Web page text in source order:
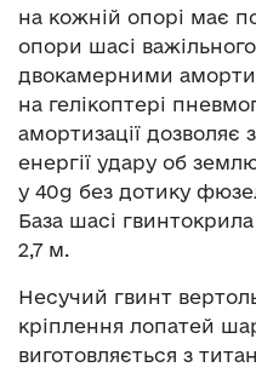
на кожній опорі має
опори шасі
двокамерними
на гелікоптері
амортизації дозволяє
енергії удару об
у 40g без дотику
База шасі
2,7 м.
Несучий гвинт
кріплення лопатей
виготовляється з